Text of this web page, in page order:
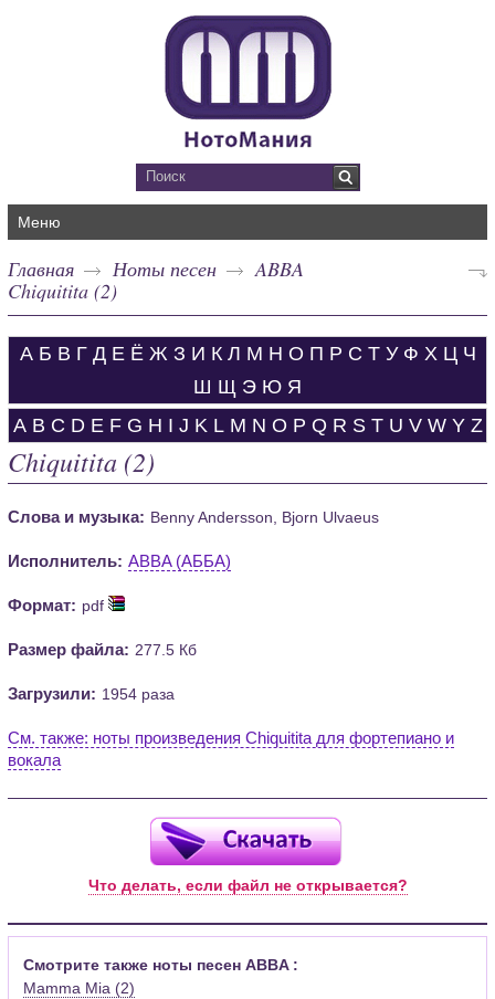
Меню
Главная Ноты песен
ABBA
Chiquitita (2)
А Б В Г Д Е Ё Ж З И К Л М Н О П Р С Т У Ф Х Ц Ч
Ш Щ Э Ю Я
A B C D E F G H I J K L M N O P Q R S T U V W Y Z
Chiquitita (2)
Слова и музыка: Benny Andersson, Bjorn Ulvaeus
Исполнитель: ABBA (АББА)
Формат: pdf
Размер файла: 277.5 Кб
Загрузили: 1954 раза
См. также: ноты произведения Chiquitita для фортепиано и
вокала
Что делать, если файл не открывается?
Смотрите также ноты песен ABBA :
Mamma Mia (2)